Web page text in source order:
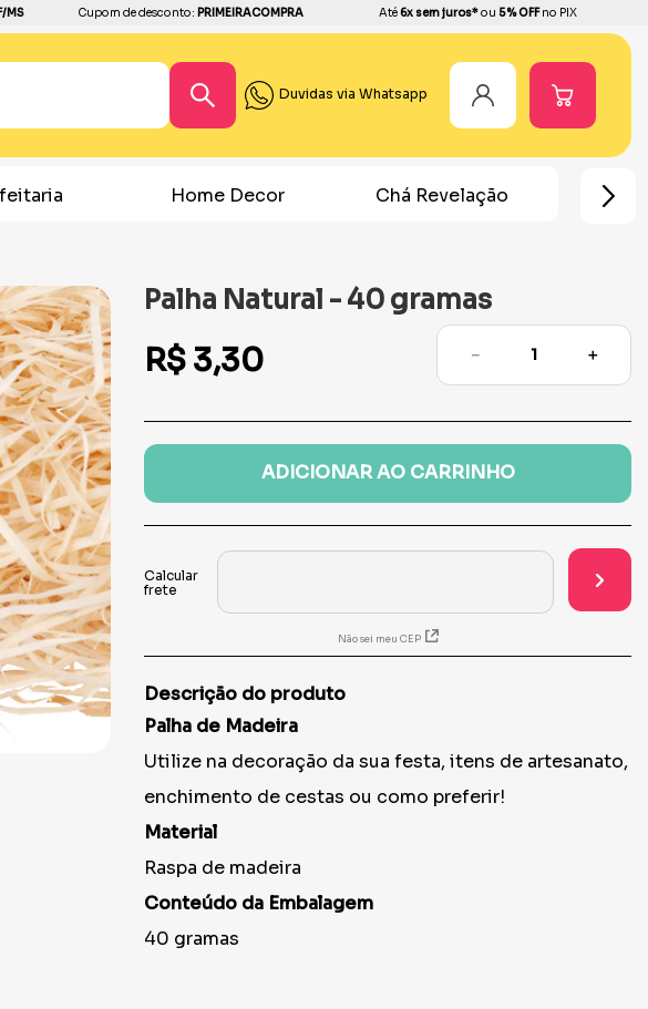
MS Cupom de desconto:PRIMEIRACOMPRA Até6x sem juros*ou 5% OFFno PIX
Duvidas via Whatsapp
Home Decor Chá Revelação Festa
Palha Natural - 40 gramas
R$ 3,30 ＋
－
ADICIONAR AO CARRINHO
Não sei meu CEP
Descrição do produto
Palha de Madeira
Utilize na decoração da sua festa, itens de artesanato,
enchimento de cestas ou como preferir!
Material
Raspa de madeira
Conteúdo da Embalagem
40 gramas